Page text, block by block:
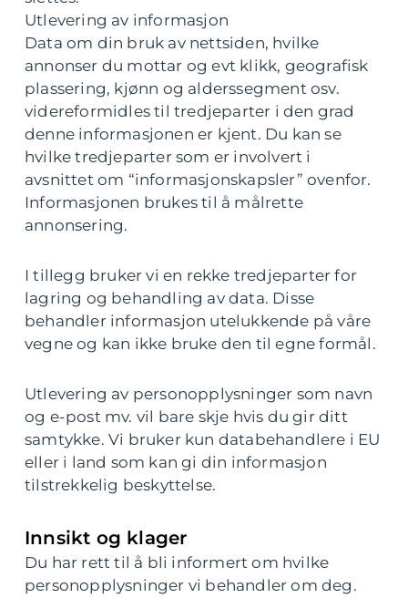
Utlevering av informasjon
Data om din bruk av nettsiden, hvilke
annonser du mottar og evt klikk, geografisk
plassering, kjønn og alderssegment osv.
videreformidles til tredjeparter i den grad
denne informasjonen er kjent. Du kan se
hvilke tredjeparter som er involvert i
avsnittet om “informasjonskapsler” ovenfor.
Informasjonen brukes til å målrette
annonsering.
I tillegg bruker vi en rekke tredjeparter for
lagring og behandling av data. Disse
behandler informasjon utelukkende på våre
vegne og kan ikke bruke den til egne formål.
Utlevering av personopplysninger som navn
og e-post mv. vil bare skje hvis du gir ditt
samtykke. Vi bruker kun databehandlere i EU
eller i land som kan gi din informasjon
tilstrekkelig beskyttelse.
Innsikt og klager
Du har rett til å bli informert om hvilke
personopplysninger vi behandler om deg.